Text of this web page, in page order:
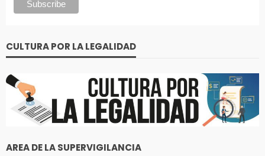
CULTURA POR LA LEGALIDAD
AREA DE LA SUPERVIGILANCIA